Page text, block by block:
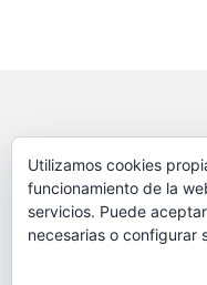
Política de Privacidad
Utilizamos cookies
funcionamiento de la
servicios. Puede
necesarias o configurar